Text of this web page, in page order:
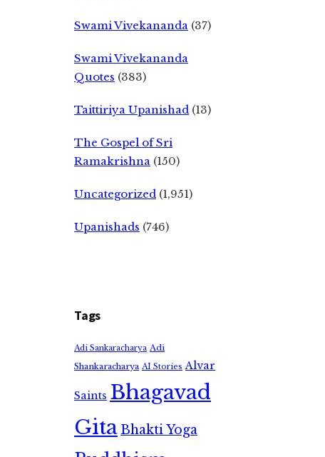
Swami Vivekananda (37)
Swami Vivekananda
Quotes (383)
Taittiriya Upanishad (13)
The Gospel of Sri
Ramakrishna (150)
Uncategorized (1,951)
Upanishads (746)
Tags
Adi Sankaracharya Adi
Shankaracharya AI Stories Alvar
Saints Bhagavad
GitaBhakti Yoga